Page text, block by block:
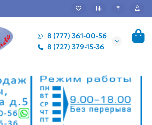
₸
8 (777) 361-00-56
8 (727) 379-15-36